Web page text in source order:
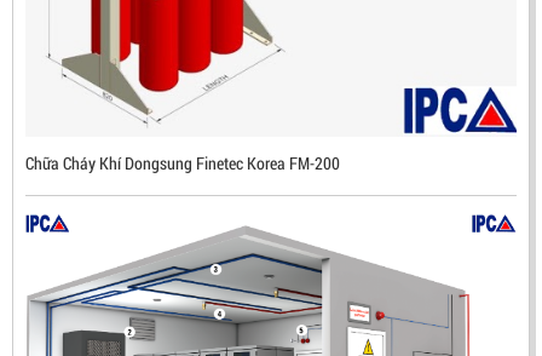
LIÊN HỆ
Mã sản phẩm: DX500
Chữa Cháy Khí Dongsung Finetec Korea FM-200